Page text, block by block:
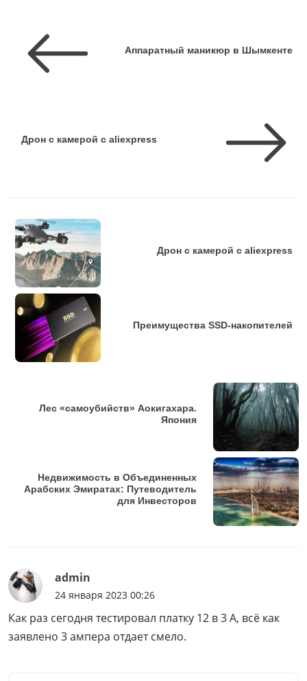
Аппаратный маникюр в Шымкенте
Дрон c камерой с aliexpress
Дрон c камерой с aliexpress
Преимущества SSD-накопителей
Лес «самоубийств» Аокигахара.
Япония
Недвижимость в Объединенных
Арабских Эмиратах: Путеводитель
для Инвесторов
admin
24 января 2023 00:26
Как раз сегодня тестировал платку 12 в 3 А, всё как
заявлено 3 ампера отдает смело.